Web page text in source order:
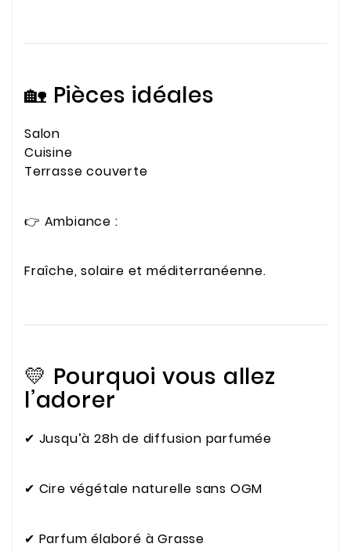
🏡 Pièces idéales
Salon
Cuisine
Terrasse couverte
👉 Ambiance :
Fraîche, solaire et méditerranéenne.
💛 Pourquoi vous allez
l’adorer
✔ Jusqu’à 28h de diffusion parfumée
✔ Cire végétale naturelle sans OGM
✔ Parfum élaboré à Grasse